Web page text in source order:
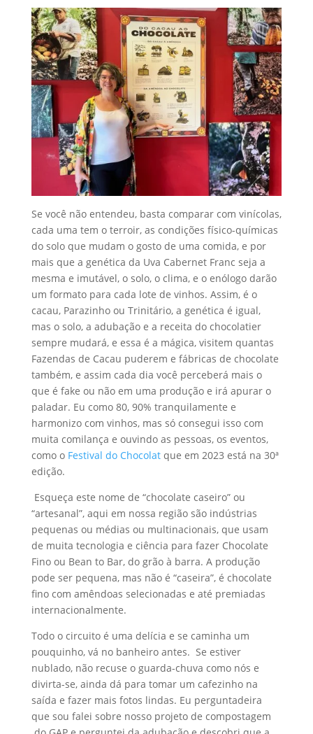
Se você não entendeu, basta comparar com vinícolas,
cada uma tem o terroir, as condições físico-químicas
do solo que mudam o gosto de uma comida, e por
mais que a genética da Uva Cabernet Franc seja a
mesma e imutável, o solo, o clima, e o enólogo darão
um formato para cada lote de vinhos. Assim, é o
cacau, Parazinho ou Trinitário, a genética é igual,
mas o solo, a adubação e a receita do chocolatier
sempre mudará, e essa é a mágica, visitem quantas
Fazendas de Cacau puderem e fábricas de chocolate
também, e assim cada dia você perceberá mais o
que é fake ou não em uma produção e irá apurar o
paladar. Eu como 80, 90% tranquilamente e
harmonizo com vinhos, mas só consegui isso com
muita comilança e ouvindo as pessoas, os eventos,
como o Festival do Chocolat que em 2023 está na 30ª
edição.
Esqueça este nome de “chocolate caseiro” ou
“artesanal”, aqui em nossa região são indústrias
pequenas ou médias ou multinacionais, que usam
de muita tecnologia e ciência para fazer Chocolate
Fino ou Bean to Bar, do grão à barra. A produção
pode ser pequena, mas não é “caseira”, é chocolate
fino com amêndoas selecionadas e até premiadas
internacionalmente.
Todo o circuito é uma delícia e se caminha um
pouquinho, vá no banheiro antes. Se estiver
nublado, não recuse o guarda-chuva como nós e
divirta-se, ainda dá para tomar um cafezinho na
saída e fazer mais fotos lindas. Eu perguntadeira
que sou falei sobre nosso projeto de compostagem